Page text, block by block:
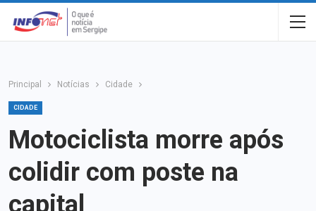
Principal Notícias Cidade
CIDADE
Motociclista morre após
colidir com poste na
capital